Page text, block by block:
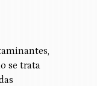
se trata